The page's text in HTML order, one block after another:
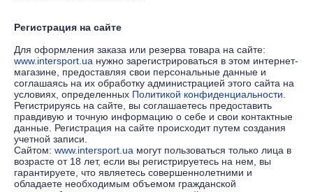
Регистрация на сайте
Для оформления заказа или резерва товара на сайте:
www.intersport.ua нужно зарегистрироваться в этом интернет-
магазине, предоставляя свои персональные данные и
соглашаясь на их обработку администрацией этого сайта на
условиях, определенных Политикой конфиденциальности
Регистрируясь на сайте, вы соглашаетесь предоставить
правдивую и точную информацию о себе и свои контактные
данные. Регистрация на сайте происходит путем создания
учетной записи.
Сайтом: www.intersport.ua могут пользоваться только лица в
возрасте от 18 лет, если вы регистрируетесь на нем, вы
гарантируете, что являетесь совершеннолетними и
обладаете необходимым объемом гражданской